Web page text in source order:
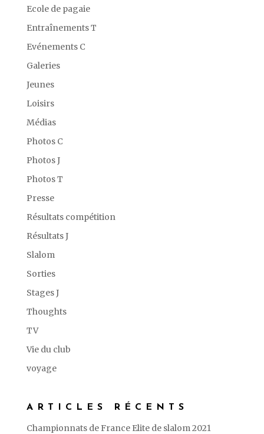
Ecole de pagaie
Entraînements T
Evénements C
Galeries
Jeunes
Loisirs
Médias
Photos C
Photos J
Photos T
Presse
Résultats compétition
Résultats J
Slalom
Sorties
Stages J
Thoughts
TV
Vie du club
voyage
ARTICLES RÉCENTS
Championnats de France Elite de slalom 2021